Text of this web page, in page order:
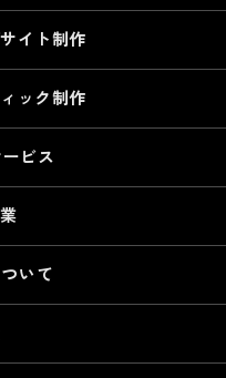
イト制作
ック制作
ビス
いて